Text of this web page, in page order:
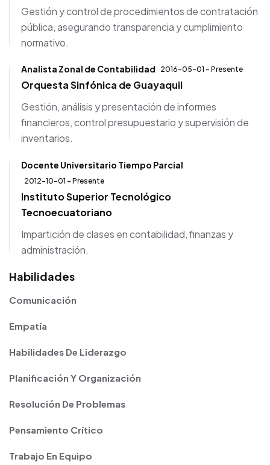
Gestión y control de procedimientos de contratación
pública, asegurando transparencia y cumplimiento
normativo.
Analista Zonal de Contabilidad 2016-05-01 - Presente
Orquesta Sinfónica de Guayaquil
Gestión, análisis y presentación de informes
financieros, control presupuestario y supervisión de
inventarios.
Docente Universitario Tiempo Parcial
2012-10-01 - Presente
Instituto Superior Tecnológico
Tecnoecuatoriano
Impartición de clases en contabilidad, finanzas y
administración.
Habilidades
Comunicación
Empatía
Habilidades De Liderazgo
Planificación Y Organización
Resolución De Problemas
Pensamiento Crítico
Trabajo En Equipo